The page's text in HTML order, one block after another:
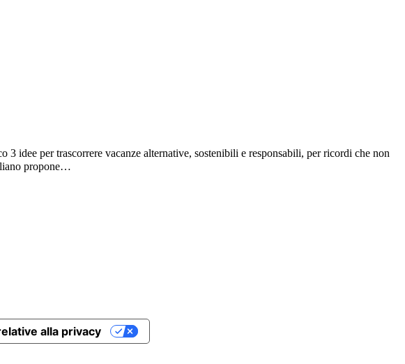
3 idee per trascorrere vacanze alternative, sostenibili e responsabili, per ricordi che non
propone…
alla privacy